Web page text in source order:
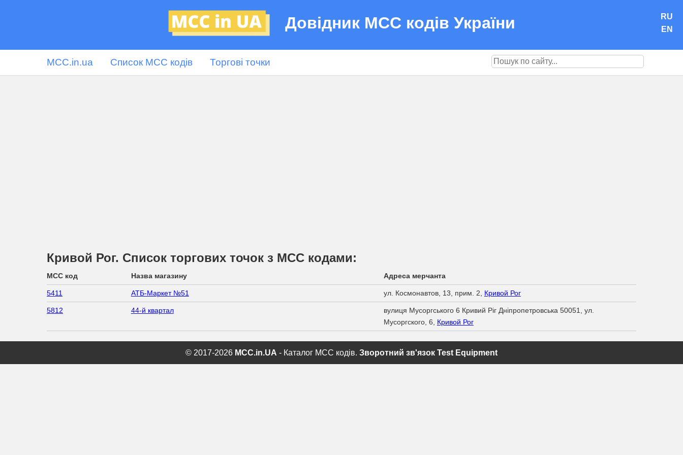
Довідник МСС кодів України
RU
EN
MCC.in.ua Список MCC кодів Торгові точки
Кривой Рог. Список торгових точок з МСС кодами:
MCC код Назва магазину Адреса мерчанта
5411 АТБ-Маркет №51 ул. Космонавтов, 13, прим. 2, Кривой Рог
5812 44-й квартал
вулиця Мусоргського 6 Кривий Ріг Дніпропетровська 50051, ул.
Мусоргского, 6, Кривой Рог
© 2017-2026 MCC.in.UA - Каталог MCC кодів. Зворотний зв'язок Test Equipment